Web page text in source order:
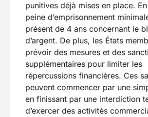
punitives déjà mises en place.
peine d’emprisonnement
présent de 4 ans concernant le
d’argent. De plus, les États
prévoir des mesures et des
supplémentaires pour limiter les
répercussions financières. Ces
peuvent commencer par une
en finissant par une interdiction
d’exercer des activités